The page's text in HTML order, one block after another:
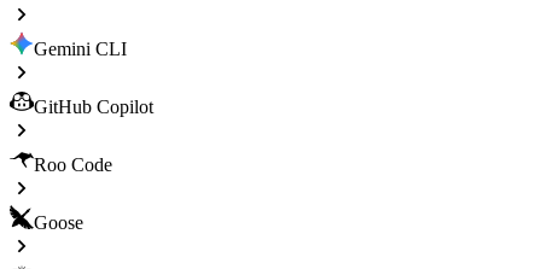
Gemini CLI
GitHub Copilot
Roo Code
Goose